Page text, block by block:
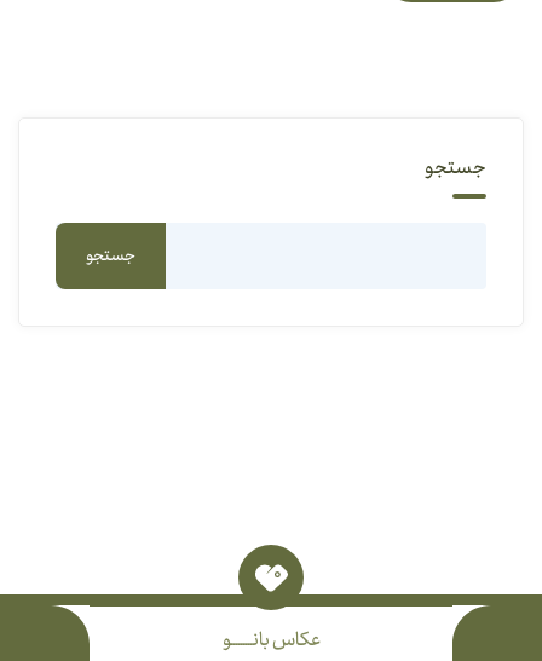
جستجو
جستجو
عکاس بانـــــــــو